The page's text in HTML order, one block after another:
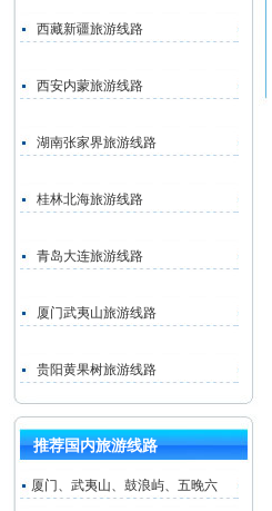
西藏新疆旅游线路
西安内蒙旅游线路
湖南张家界旅游线路
桂林北海旅游线路
青岛大连旅游线路
厦门武夷山旅游线路
贵阳黄果树旅游线路
推荐国内旅游线路
厦门、武夷山、鼓浪屿、五晚六